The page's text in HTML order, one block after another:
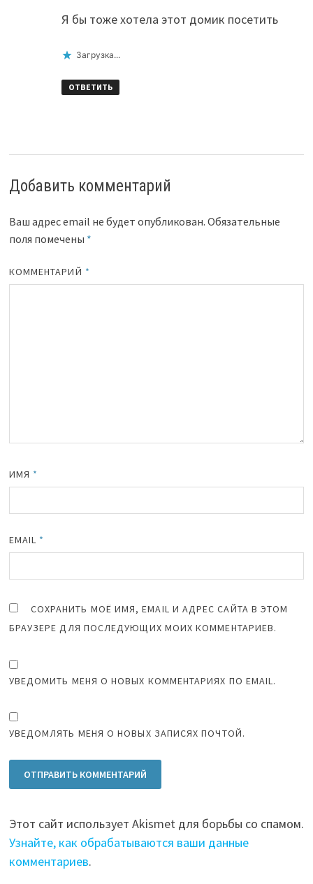
Я бы тоже хотела этот домик посетить
Загрузка...
ОТВЕТИТЬ
Добавить комментарий
Ваш адрес email не будет опубликован. Обязательные
поля помечены *
КОММЕНТАРИЙ *
ИМЯ *
EMAIL *
СОХРАНИТЬ МОЁ ИМЯ, EMAIL И АДРЕС САЙТА В ЭТОМ
БРАУЗЕРЕ ДЛЯ ПОСЛЕДУЮЩИХ МОИХ КОММЕНТАРИЕВ.
УВЕДОМИТЬ МЕНЯ О НОВЫХ КОММЕНТАРИЯХ ПО EMAIL.
УВЕДОМЛЯТЬ МЕНЯ О НОВЫХ ЗАПИСЯХ ПОЧТОЙ.
Этот сайт использует Akismet для борьбы со спамом.
Узнайте, как обрабатываются ваши данные
комментариев.